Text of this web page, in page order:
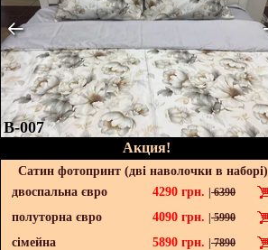
B-007
Акция!
Сатин фотопринт (дві наволочки в наборі)
двоспальна євро
4290 грн. 6390
полуторна євро 4090 грн. 5990
сімейна 5890 грн. 7890